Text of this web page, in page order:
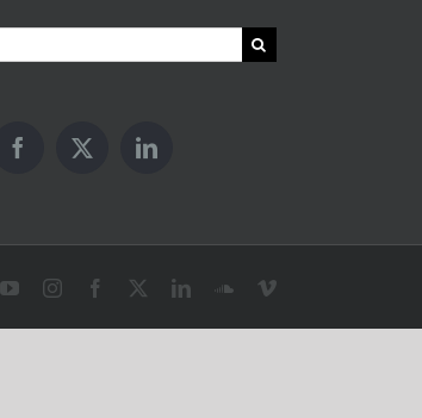
YouTubeInstagramFacebook LinkedInSoundCloud
Vimeo